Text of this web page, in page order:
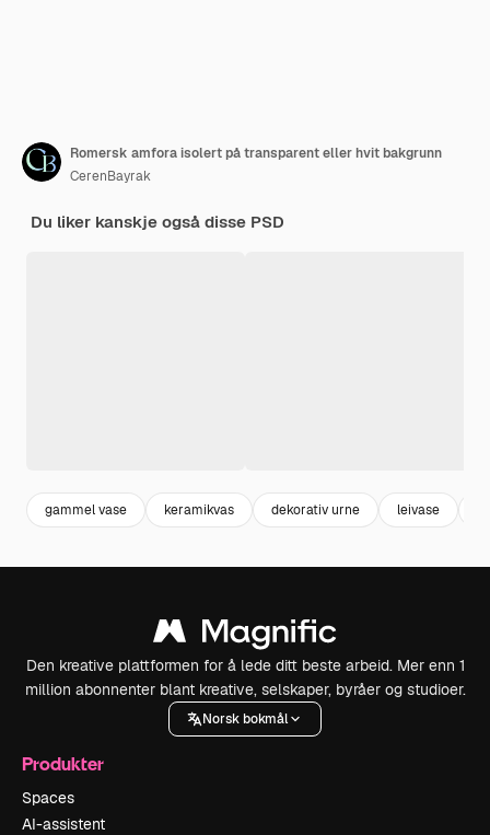
Romersk amfora isolert på transparent eller hvit bakgrunn
CerenBayrak
Du liker kanskje også disse PSD
gammel vase keramikvas dekorativ urne leivase
Den kreative plattformen for å lede ditt beste arbeid. Mer enn 1
million abonnenter blant kreative, selskaper, byråer og studioer.
Norsk bokmål
Produkter
Spaces
AI-assistent